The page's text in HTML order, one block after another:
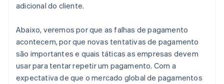
Solução: análise custo-benefício e automação de
Desafio: incorporar novas tecnologias e formas de
pagamento
Solução: arquitetura de sistema ágil
adicional do cliente.
Abaixo, veremos por que as falhas de pagamento
acontecem, por que novas tentativas de pagamento
são importantes e quais táticas as empresas devem
usar para tentar repetir um pagamento. Com a
expectativa de que o mercado global de pagamentos